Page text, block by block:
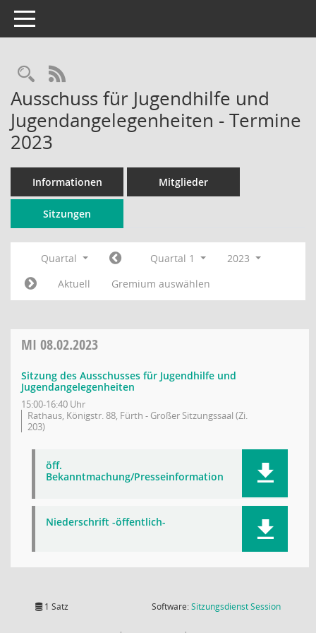
Toggle navigation
Rechercheauswahl
RSS-Feed
Ausschuss für Jugendhilfe und
Jugendangelegenheiten - Termine
2023
Informationen Mitglieder
Sitzungen
Quartal Quartal 1
2023
Aktuell
Gremium auswählen
MI 08.02.2023
Sitzung des Ausschusses für Jugendhilfe und
Jugendangelegenheiten
15:00-16:40 Uhr
Rathaus, Königstr. 88, Fürth - Großer Sitzungssaal (Zi.
203)
öff.
Bekanntmachung/Presseinformation
Niederschrift -öffentlich-
1 Satz Software:SitzungsdienstSession(Wird in